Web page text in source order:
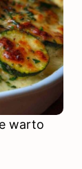
warto